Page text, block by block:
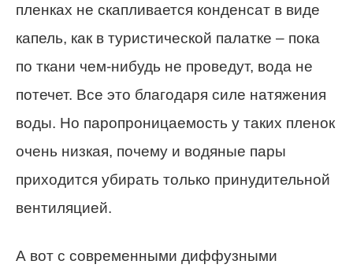
пленках не скапливается конденсат в виде
капель, как в туристической палатке – пока
по ткани чем-нибудь не проведут, вода не
потечет. Все это благодаря силе натяжения
воды. Но паропроницаемость у таких пленок
очень низкая, почему и водяные пары
приходится убирать только принудительной
вентиляцией.
А вот с современными диффузными